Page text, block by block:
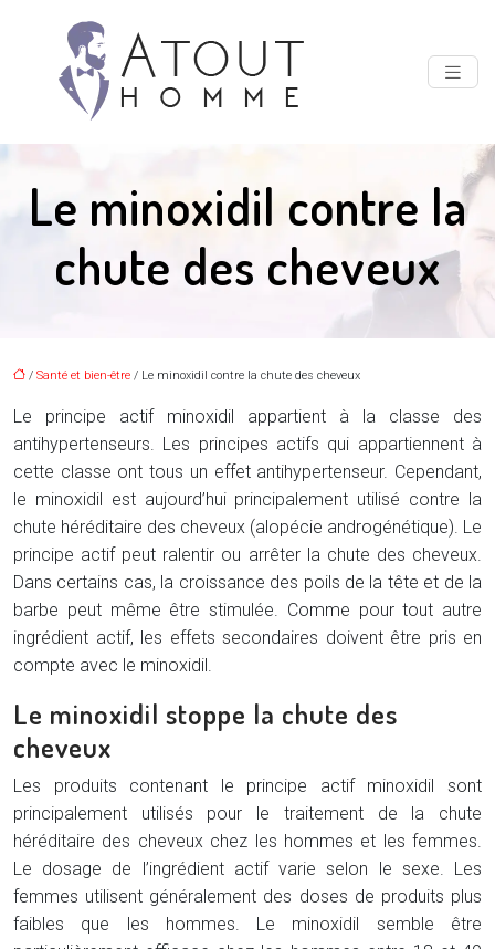
Le minoxidil contre la
chute des cheveux
/ Santé et bien-être / Le minoxidil contre la chute des cheveux
Le principe actif minoxidil appartient à la classe des
antihypertenseurs. Les principes actifs qui appartiennent à
cette classe ont tous un effet antihypertenseur. Cependant,
le minoxidil est aujourd’hui principalement utilisé contre la
chute héréditaire des cheveux (alopécie androgénétique). Le
principe actif peut ralentir ou arrêter la chute des cheveux.
Dans certains cas, la croissance des poils de la tête et de la
barbe peut même être stimulée. Comme pour tout autre
ingrédient actif, les effets secondaires doivent être pris en
compte avec le minoxidil.
Le minoxidil stoppe la chute des
cheveux
Les produits contenant le principe actif minoxidil sont
principalement utilisés pour le traitement de la chute
héréditaire des cheveux chez les hommes et les femmes.
Le dosage de l’ingrédient actif varie selon le sexe. Les
femmes utilisent généralement des doses de produits plus
faibles que les hommes. Le minoxidil semble être